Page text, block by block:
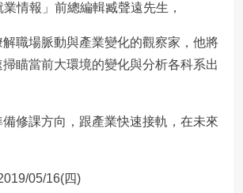
情報」前總編輯臧聲遠先生，
職場脈動與產業變化的觀察家，他將
瞄當前大環境的變化與分析各科系出
修課方向，跟產業快速接軌，在未來
05/16(四)